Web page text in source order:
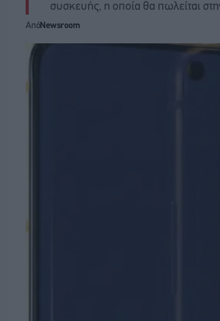
συσκευής, η οποία θα πωλείται
ΑπόNewsroom